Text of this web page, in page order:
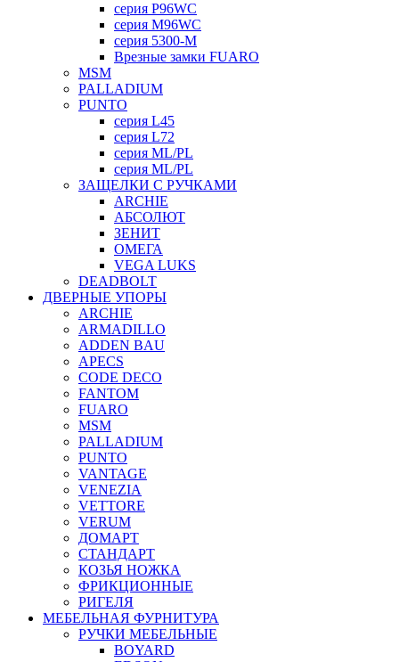
серия P96WC
серия M96WC
серия 5300-M
Врезные замки FUARO
MSM
PALLADIUM
PUNTO
серия L45
серия L72
серия ML/PL
серия ML/PL
ЗАЩЕЛКИ С РУЧКАМИ
ARCHIE
АБСОЛЮТ
ЗЕНИТ
ОМЕГА
VEGA LUKS
DEADBOLT
ДВЕРНЫЕ УПОРЫ
ARCHIE
ARMADILLO
ADDEN BAU
APECS
CODE DECO
FANTOM
FUARO
MSM
PALLADIUM
PUNTO
VANTAGE
VENEZIA
VETTORE
VERUM
ДОМАРТ
СТАНДАРТ
КОЗЬЯ НОЖКА
ФРИКЦИОННЫЕ
РИГЕЛЯ
МЕБЕЛЬНАЯ ФУРНИТУРА
РУЧКИ МЕБЕЛЬНЫЕ
BOYARD